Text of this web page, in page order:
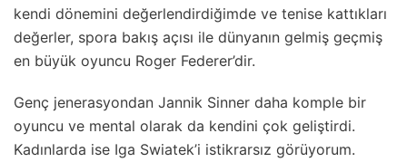
kendi dönemini değerlendirdiğimde ve tenise kattıkları
değerler, spora bakış açısı ile dünyanın gelmiş geçmiş
en büyük oyuncu Roger Federer’dir.
Genç jenerasyondan Jannik Sinner daha komple bir
oyuncu ve mental olarak da kendini çok geliştirdi.
Kadınlarda ise Iga Swiatek’i istikrarsız görüyorum.